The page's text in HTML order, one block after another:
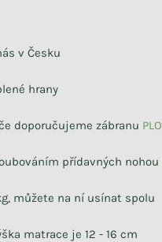
v Česku
hrany
doporučujeme zábranu
přídavných nohou
můžete na ní usínat spolu
matrace je 12 - 16 cm